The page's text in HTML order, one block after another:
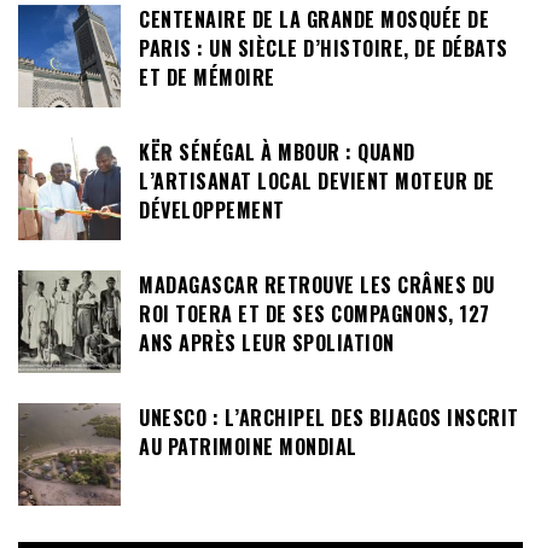
CENTENAIRE DE LA GRANDE MOSQUÉE DE
PARIS : UN SIÈCLE D’HISTOIRE, DE DÉBATS
ET DE MÉMOIRE
KËR SÉNÉGAL À MBOUR : QUAND
L’ARTISANAT LOCAL DEVIENT MOTEUR DE
DÉVELOPPEMENT
MADAGASCAR RETROUVE LES CRÂNES DU
ROI TOERA ET DE SES COMPAGNONS, 127
ANS APRÈS LEUR SPOLIATION
UNESCO : L’ARCHIPEL DES BIJAGOS INSCRIT
AU PATRIMOINE MONDIAL